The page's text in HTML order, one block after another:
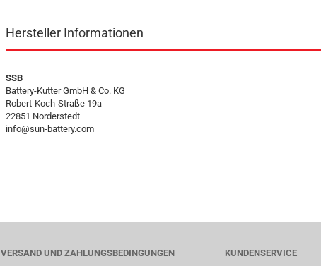
Hersteller Informationen
SSB
Battery-Kutter GmbH & Co. KG
Robert-Koch-Straße 19a
22851 Norderstedt
info@sun-battery.com
VERSAND UND ZAHLUNGSBEDINGUNGEN
KUNDENSERVICE